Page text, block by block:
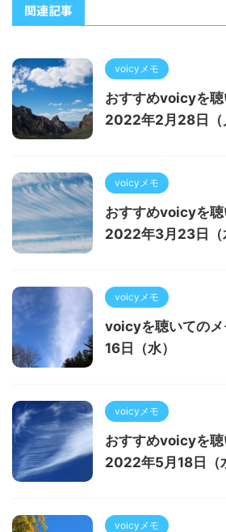
関連記事
voicyメモ
おすすめvoicyを
2022年2月28日（
voicyメモ
おすすめvoicyを
2022年3月23日（
voicyメモ
voicyを聴いての
16日（水）
voicyメモ
おすすめvoicyを
2022年5月18日（
voicyメモ